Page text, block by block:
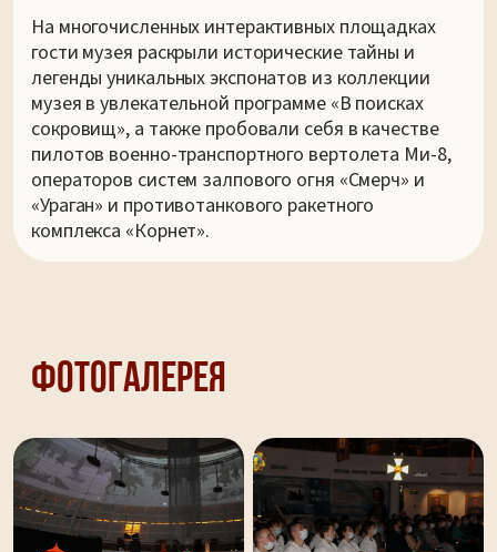
На многочисленных интерактивных площадках
гости музея раскрыли исторические тайны и
легенды уникальных экспонатов из коллекции
музея в увлекательной программе «В поисках
сокровищ», а также пробовали себя в качестве
пилотов военно-транспортного вертолета Ми-8,
операторов систем залпового огня «Смерч» и
«Ураган» и противотанкового ракетного
комплекса «Корнет».
Фотогалерея